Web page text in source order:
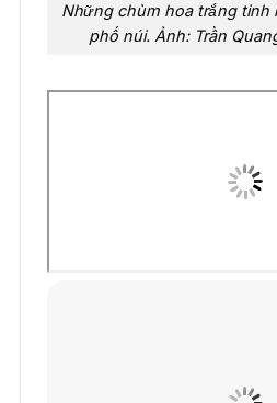
Những chùm hoa trắng tinh
phố núi. Ảnh: Trần